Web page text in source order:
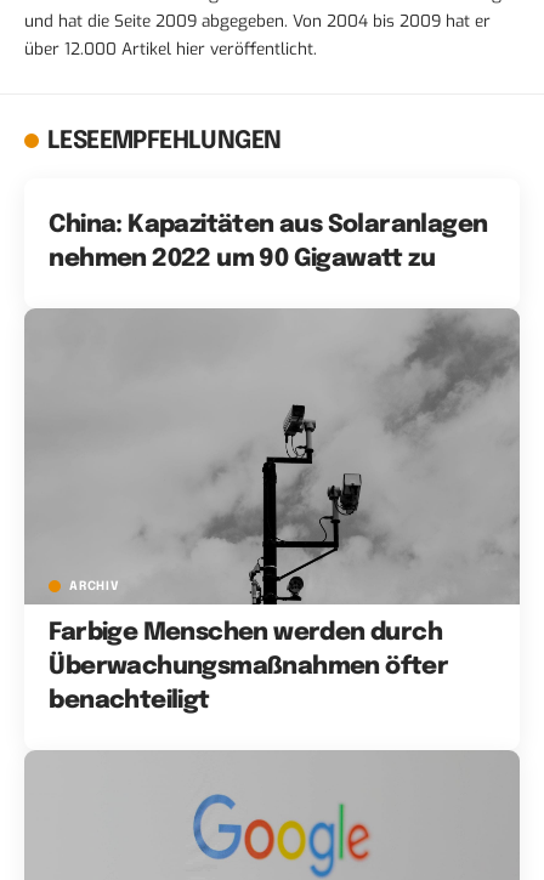
und hat die Seite 2009 abgegeben. Von 2004 bis 2009 hat er
über 12.000 Artikel hier veröffentlicht.
LESEEMPFEHLUNGEN
China: Kapazitäten aus Solaranlagen
nehmen 2022 um 90 Gigawatt zu
ARCHIV
Farbige Menschen werden durch
Überwachungsmaßnahmen öfter
benachteiligt